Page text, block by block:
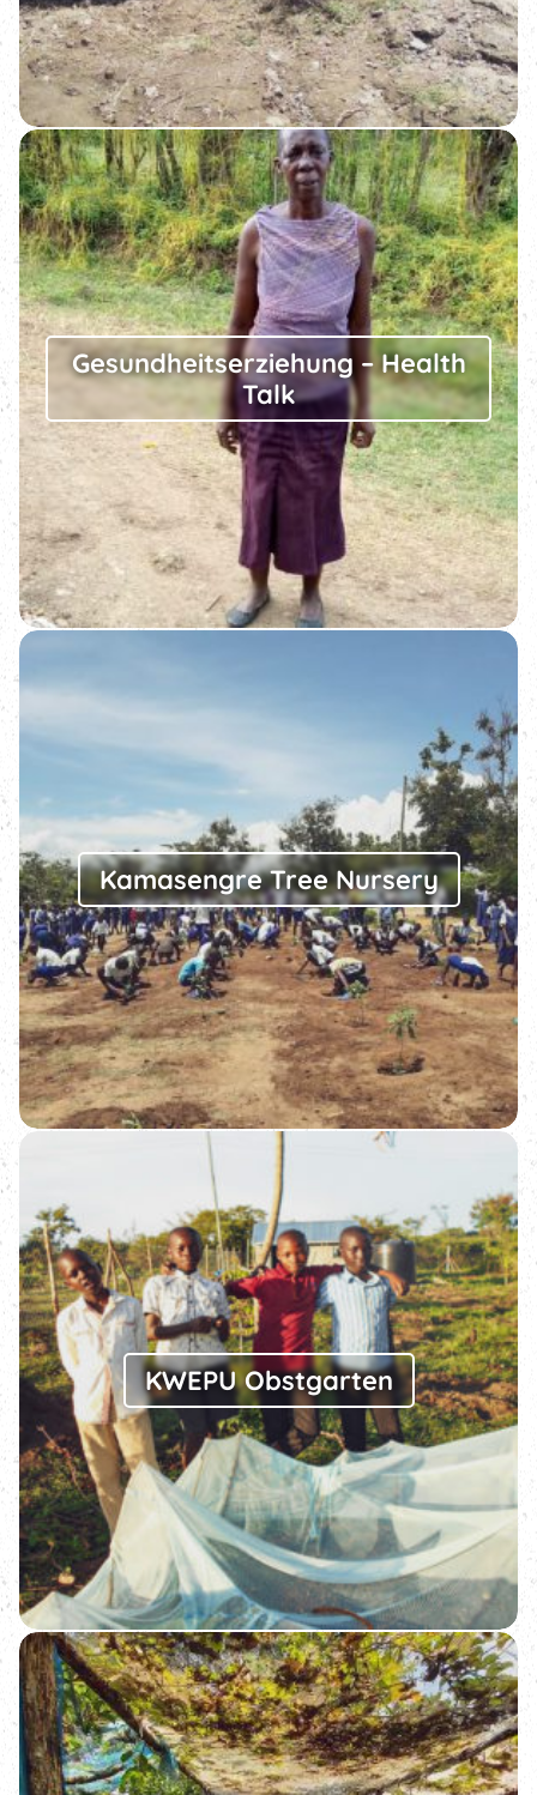
Gesundheits­erziehung – Health
Talk
Kamasengre Tree Nursery
KWEPU Obstgarten